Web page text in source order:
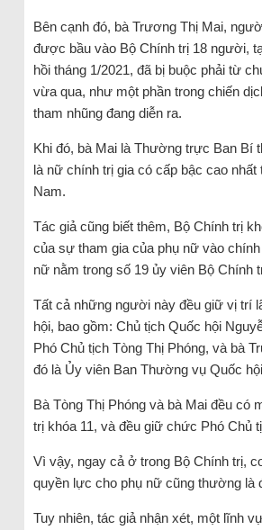
Bên cạnh đó, bà Trương Thị Mai,
được bầu vào Bộ Chính trị 18 người,
hồi tháng 1/2021, đã bị buộc phải từ
vừa qua, như một phần trong chiến
tham nhũng đang diễn ra.
Khi đó, bà Mai là Thường trực Ban Bí
là nữ chính trị gia có cấp bậc cao nhất
Nam.
Tác giả cũng biết thêm, Bộ Chính trị
của sự tham gia của phụ nữ vào
nữ nằm trong số 19 ủy viên Bộ Chính
Tất cả những người này đều giữ vị trí
hội, bao gồm: Chủ tịch Quốc hội
Phó Chủ tịch Tòng Thị Phóng, và bà
đó là Ủy viên Ban Thường vụ Quốc
Bà Tòng Thị Phóng và bà Mai đều có
trị khóa 11, và đều giữ chức Phó Chủ
Vì vậy, ngay cả ở trong Bộ Chính trị,
quyền lực cho phụ nữ cũng thường là
Tuy nhiên, tác giả nhận xét, một lĩnh